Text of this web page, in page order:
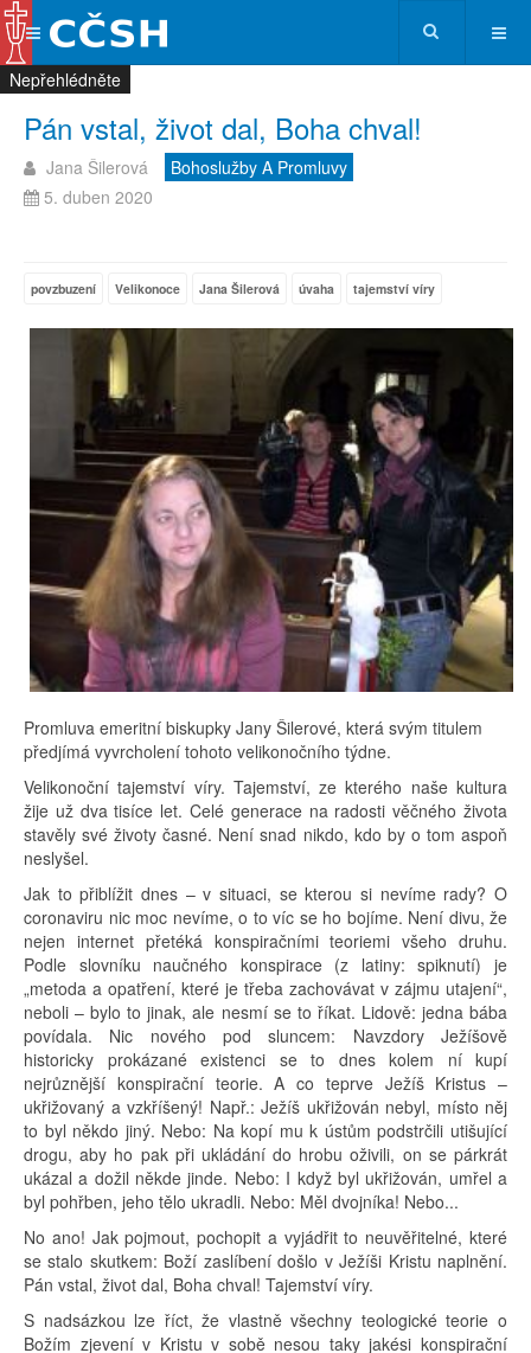
Pán vstal, život dal, Boha chval!
Jana Šilerová
Bohoslužby A Promluvy
5. duben 2020
povzbuzení Velikonoce Jana Šilerová úvaha tajemství víry
Promluva emeritní biskupky Jany Šilerové, která svým titulem
předjímá vyvrcholení tohoto velikonočního týdne.
Velikonoční tajemství víry. Tajemství, ze kterého naše kultura
žije už dva tisíce let. Celé generace na radosti věčného života
stavěly své životy časné. Není snad nikdo, kdo by o tom aspoň
neslyšel.
Jak to přiblížit dnes – v situaci, se kterou si nevíme rady? O
coronaviru nic moc nevíme, o to víc se ho bojíme. Není divu, že
nejen internet přetéká konspiračními teoriemi všeho druhu.
Podle slovníku naučného konspirace (z latiny: spiknutí) je
„metoda a opatření, které je třeba zachovávat v zájmu utajení“,
neboli – bylo to jinak, ale nesmí se to říkat. Lidově: jedna bába
povídala. Nic nového pod sluncem: Navzdory Ježíšově
historicky prokázané existenci se to dnes kolem ní kupí
nejrůznější konspirační teorie. A co teprve Ježíš Kristus –
ukřižovaný a vzkříšený! Např.: Ježíš ukřižován nebyl, místo něj
to byl někdo jiný. Nebo: Na kopí mu k ústům podstrčili utišující
drogu, aby ho pak při ukládání do hrobu oživili, on se párkrát
ukázal a dožil někde jinde. Nebo: I když byl ukřižován, umřel a
byl pohřben, jeho tělo ukradli. Nebo: Měl dvojníka! Nebo...
No ano! Jak pojmout, pochopit a vyjádřit to neuvěřitelné, které
se stalo skutkem: Boží zaslíbení došlo v Ježíši Kristu naplnění.
Pán vstal, život dal, Boha chval! Tajemství víry.
S nadsázkou lze říct, že vlastně všechny teologické teorie o
Božím zjevení v Kristu v sobě nesou taky jakési konspirační
Nepřehlédněte
Nepřehlédněte
Nepřehlédněte
Nepřehlédněte